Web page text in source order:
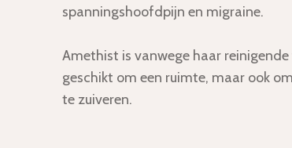
spanningshoofdpijn en migraine.
Amethist is vanwege haar reinigende
geschikt om een ruimte, maar ook
te zuiveren.